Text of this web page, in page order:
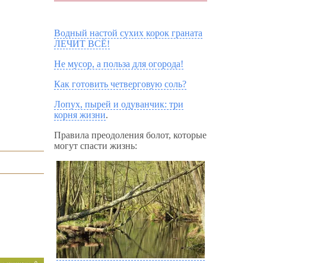
Водный настой сухих корок граната
ЛЕЧИТ ВСЁ!
Не мусор, а польза для огорода!
Как готовить четверговую соль?
Лопух, пырей и одуванчик: три
корня жизни.
Правила преодоления болот, которые
могут спасти жизнь: